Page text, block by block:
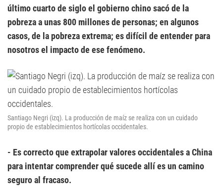
último cuarto de siglo el gobierno chino sacó de la
pobreza a unas 800 millones de personas; en algunos
casos, de la pobreza extrema; es difícil de entender para
nosotros el impacto de ese fenómeno.
Santiago Negri (izq). La producción de maíz se realiza con un cuidado
propio de establecimientos hortícolas occidentales.
- Es correcto que extrapolar valores occidentales a China
para intentar comprender qué sucede allí es un camino
seguro al fracaso.